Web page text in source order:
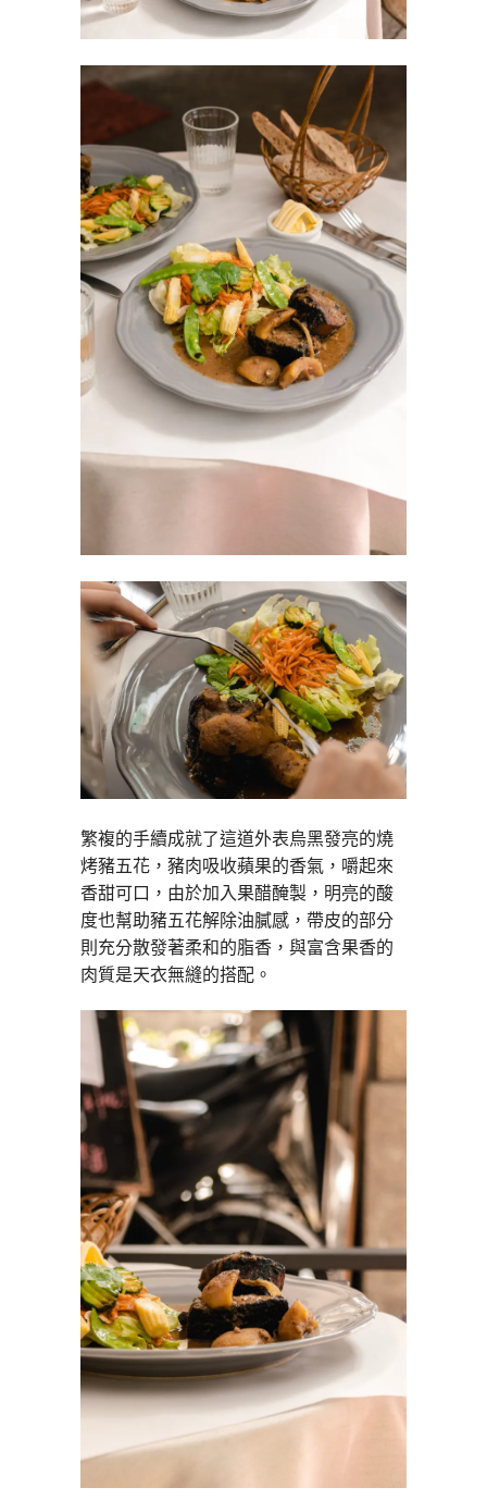
繁複的手續成就了這道外表烏黑發亮的燒
烤豬五花，豬肉吸收蘋果的香氣，嚼起來
香甜可口，由於加入果醋醃製，明亮的酸
度也幫助豬五花解除油膩感，帶皮的部分
則充分散發著柔和的脂香，與富含果香的
肉質是天衣無縫的搭配。